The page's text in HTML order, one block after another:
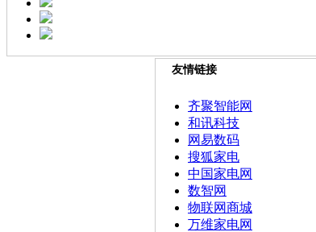
友情链接
齐聚智能网
和讯科技
网易数码
搜狐家电
中国家电网
数智网
物联网商城
万维家电网